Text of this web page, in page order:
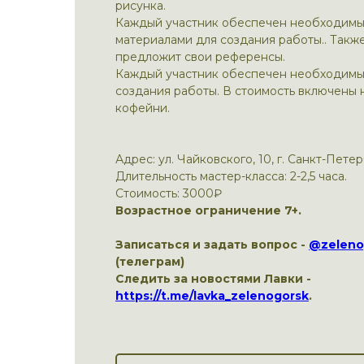
рисунка.
Каждый участник обеспечен
материалами для создания работы..
предложит свои референсы.
Каждый участник обеспечен
создания работы. В стоимость включены
кофейни.
Адрес: ул. Чайковского, 10, г. Санкт-
Длительность мастер-класса: 2-2,5 часа.
Стоимость: 3000₽
Возрастное ограничение 7+.
Записаться и задать вопрос -
(телеграм)
Следить за новостями Лавки -
https://t.me/lavka_zelenogorsk.